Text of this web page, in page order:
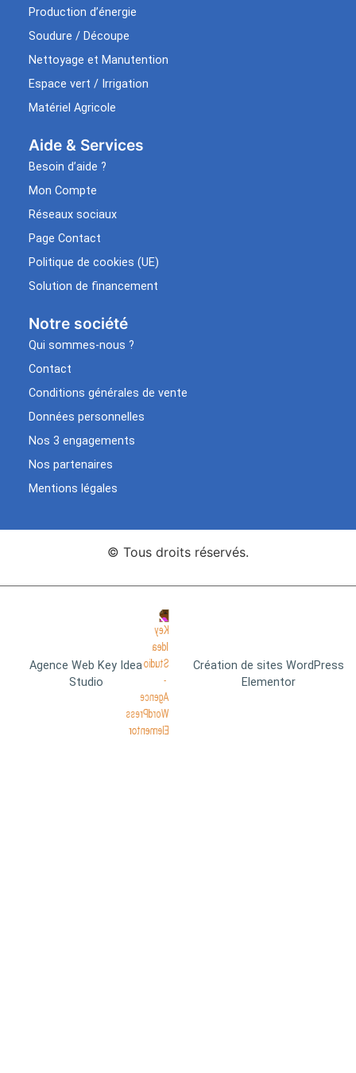
Production d’énergie
Soudure / Découpe
Nettoyage et Manutention
Espace vert / Irrigation
Matériel Agricole
Aide & Services​
Besoin d’aide ?
Mon Compte
Réseaux sociaux
Page Contact
Politique de cookies (UE)
Solution de financement
Notre société
Qui sommes-nous ?
Contact
Conditions générales de vente
Données personnelles
Nos 3 engagements
Nos partenaires
Mentions légales
© Tous droits réservés.
Agence Web Key Idea
Studio
Création de sites WordPress
Elementor